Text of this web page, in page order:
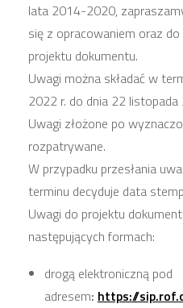
lata 2014-2020,
się z opracowaniem oraz
projektu dokumentu.
Uwagi można składać w
2022 r. do dnia 22 listopada
Uwagi złożone po
rozpatrywane.
W przypadku przesłania
terminu decyduje data
Uwagi do projektu
następujących formach:
drogą elektroniczną pod
adresem: https://